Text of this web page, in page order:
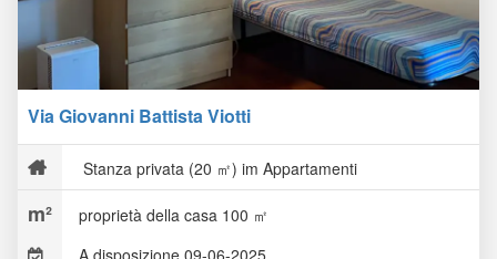
Via Giovanni Battista Viotti
Stanza privata (20 ㎡) im Appartamenti
proprietà della casa 100 ㎡
A disposizione 09-06-2025